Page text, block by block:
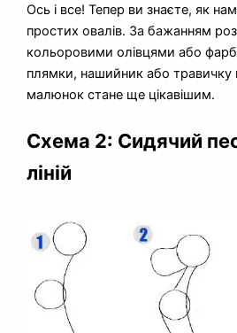
Ось і все! Тепер ви знаєте, як
простих овалів. За бажанням
кольоровими олівцями або
плямки, нашийник або травичку
малюнок стане ще цікавішим.
Схема 2: Сидячий
ліній